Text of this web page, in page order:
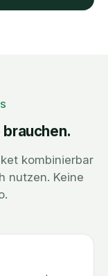
brauchen.
kombinierbar
nutzen. Keine